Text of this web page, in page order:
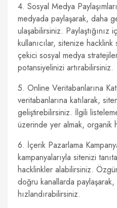
4. Sosyal Medya
medyada paylaşarak, daha
ulaşabilirsiniz. Paylaştığınız
kullanıcılar, sitenize
çekici sosyal medya
potansiyelinizi artırabilirsiniz.
5. Online Veritabanlarına
veritabanlarına katılarak,
geliştirebilirsiniz. İlgili
üzerinde yer almak, organik
6. İçerik Pazarlama
kampanyalarıyla sitenizi
hacklinkler alabilirsiniz.
doğru kanallarda
hızlandırabilirsiniz.